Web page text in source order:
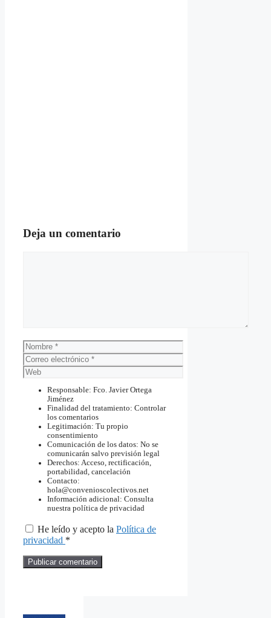
Deja un comentario
Nombre
Correo
electrónico
Web
Responsable: Fco. Javier Ortega
Jiménez
Finalidad del tratamiento: Controlar
los comentarios
Legitimación: Tu propio
consentimiento
Comunicación de los datos: No se
comunicarán salvo previsión legal
Derechos: Acceso, rectificación,
portabilidad, cancelación
Contacto:
hola@convenioscolectivos.net
Información adicional: Consulta
nuestra política de privacidad
He leído y acepto la Política de
privacidad *